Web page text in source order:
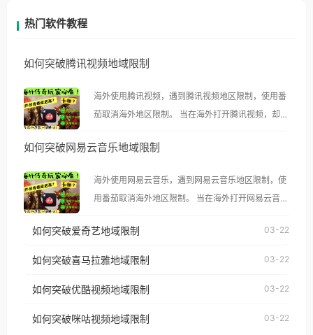
热门软件教程
如何突破腾讯视频地域限制
海外使用腾讯视频，遇到腾讯视频地区限制，使用番
茄取消海外地区限制。 当在海外打开腾讯视频，却突
示语。 海外用户如香港、澳门、台湾、美国、加拿
像其他音乐平台一样，出现地区及版权限制问题，且
仅能在中国大陆地区播放。 遇到这个问题的朋友们，
台湾、美国、加拿大、澳大利亚、欧洲等国家和地区
权限制所困扰。
如何突破网易云音乐地域限制
海外使用网易云音乐，遇到网易云音乐地区限制，使
用番茄取消海外地区限制。 当在海外打开网易云音
播放”的提示语。 海外用户如香港、澳门、台湾、美
制问题，且仅能在中国大陆地区播放。 遇到这个问题
户收听网易云音乐地区版权限制」的问题，无论人在
如何突破爱奇艺地域限制 03-22
如何突破喜马拉雅地域限制 03-22
如何突破优酷视频地域限制 03-22
如何突破咪咕视频地域限制 03-22